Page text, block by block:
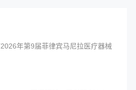
2026年第9届菲律宾马尼拉医疗器械